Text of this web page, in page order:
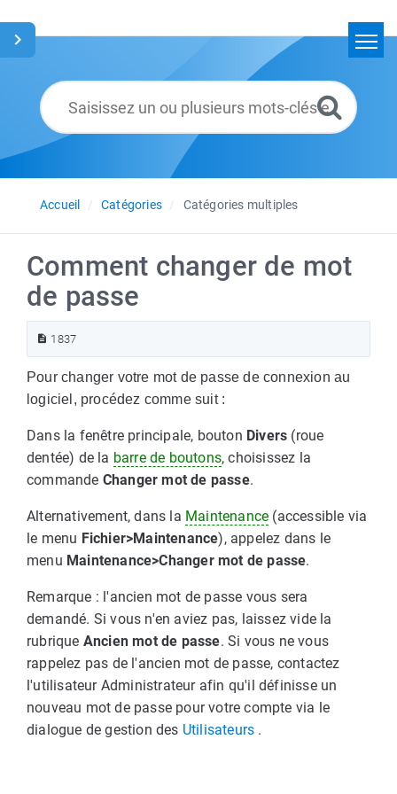
Glossaire
Français
Accueil
Catégories Catégories multiples
Comment changer de mot
de passe
1837
Pour changer votre mot de passe de connexion au
logiciel, procédez comme suit :
Dans la fenêtre principale, bouton Divers (roue
dentée) de la barre de boutons, choisissez la
commande Changer mot de passe.
Alternativement, dans la Maintenance (accessible via
le menu Fichier>Maintenance), appelez dans le
menu Maintenance>Changer mot de passe.
Remarque : l'ancien mot de passe vous sera
demandé. Si vous n'en aviez pas, laissez vide la
rubrique Ancien mot de passe. Si vous ne vous
rappelez pas de l'ancien mot de passe, contactez
l'utilisateur Administrateur afin qu'il définisse un
nouveau mot de passe pour votre compte via le
dialogue de gestion des Utilisateurs .